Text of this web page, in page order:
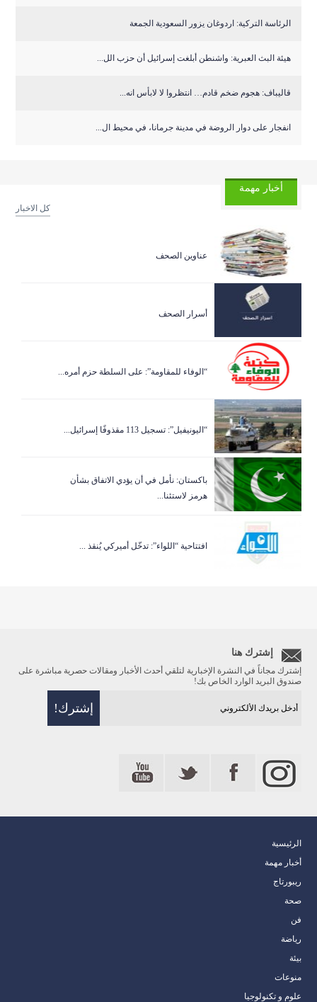
الرئاسة التركية: اردوغان يزور السعودية الجمعة
هيئة البث العبرية: واشنطن أبلغت إسرائيل أن حزب الل...
قاليباف: هجوم ضخم قادم… انتظروا لا لابأس انه...
انفجار على دوار الروضة في مدينة جرمانا، في محيط ال...
أخبار مهمة
كل الاخبار
عناوين الصحف
أسرار الصحف
“الوفاء للمقاومة”: على السلطة حزم أمره...
“اليونيفيل”: تسجيل 113 مقذوفًا إسرائيل...
باكستان: نأمل في أن يؤدي الاتفاق بشأن
هرمز لاستئنا...
افتتاحية “اللواء”: تدخّل أميركي يُنقذ ...
إشترك هنا
إشترك مجاناً في النشرة الإخبارية لتلقي أحدث الأخبار ومقالات حصرية مباشرة على
صندوق البريد الوارد الخاص بك!
الرئيسية
أخبار مهمة
ريبورتاج
صحة
فن
رياضة
بيئة
منوعات
علوم و تكنولوجيا